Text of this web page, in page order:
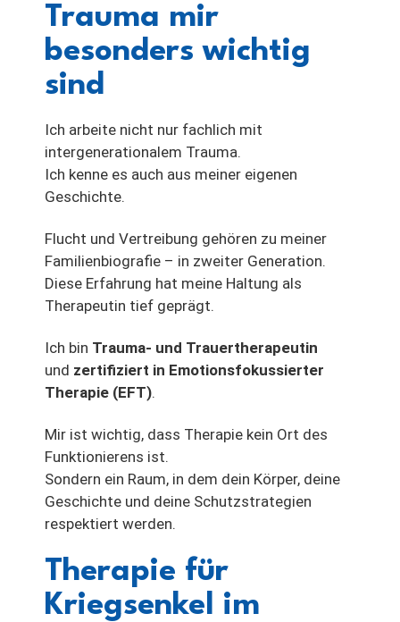
Trauma mir
besonders wichtig
sind
Ich arbeite nicht nur fachlich mit
intergenerationalem Trauma.
Ich kenne es auch aus meiner eigenen
Geschichte.
Flucht und Vertreibung gehören zu meiner
Familienbiografie – in zweiter Generation.
Diese Erfahrung hat meine Haltung als
Therapeutin tief geprägt.
Ich bin Trauma- und Trauertherapeutin
und zertifiziert in Emotionsfokussierter
Therapie (EFT).
Mir ist wichtig, dass Therapie kein Ort des
Funktionierens ist.
Sondern ein Raum, in dem dein Körper, deine
Geschichte und deine Schutzstrategien
respektiert werden.
Therapie für
Kriegsenkel im